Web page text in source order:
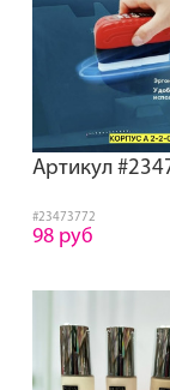
Артикул
#23473772
98 руб